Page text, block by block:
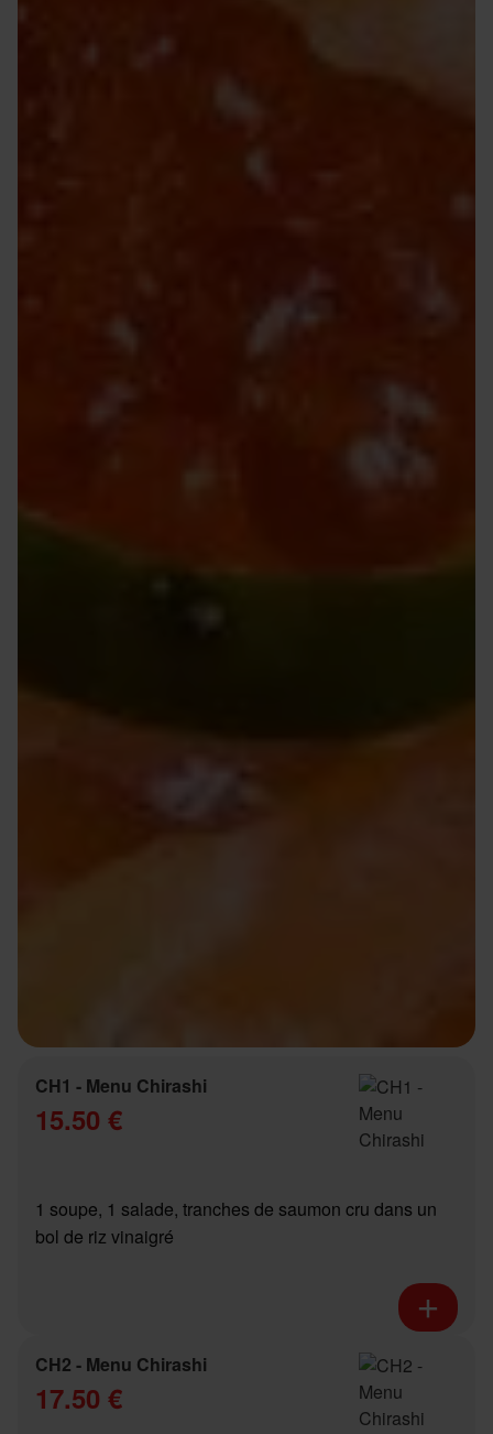
CH1 - Menu Chirashi
15.50 €
1 soupe, 1 salade, tranches de saumon cru dans un
bol de riz vinaigré
CH2 - Menu Chirashi
17.50 €